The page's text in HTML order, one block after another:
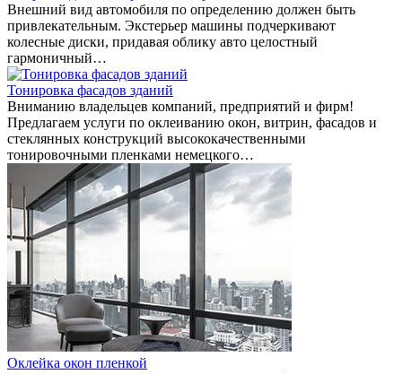
Внешний вид автомобиля по определению должен быть
привлекательным. Экстерьер машины подчеркивают
колесные диски, придавая облику авто целостный
гармоничный…
Тонировка фасадов зданий
Вниманию владельцев компаний, предприятий и фирм!
Предлагаем услуги по оклеиванию окон, витрин, фасадов и
стеклянных конструкций высококачественными
тонировочными пленками немецкого…
Оклейка окон пленкой